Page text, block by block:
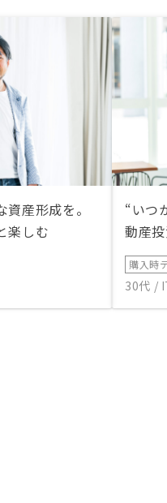
産形成を。
楽しむ
“いつ
動産
購入時
30代 /